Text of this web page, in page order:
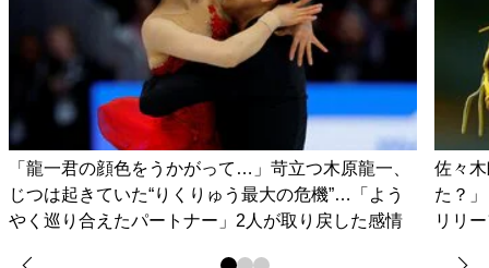
「龍一君の顔色をうかがって…」苛立つ木原龍一、
じつは起きていた“りくりゅう最大の危機”…「よう
やく巡り合えたパートナー」2人が取り戻した感情
佐々
た？
リリ